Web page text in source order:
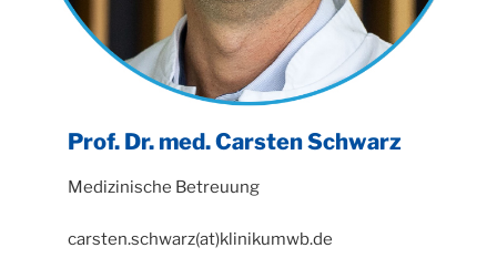
Prof. Dr. med. Carsten Schwarz
Medizinische Betreuung
carsten.schwarz(at)klinikumwb.de